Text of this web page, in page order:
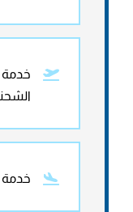
خدمة
خدمة